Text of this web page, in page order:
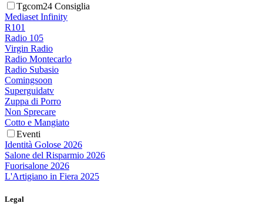
Tgcom24 Consiglia
Mediaset Infinity
R101
Radio 105
Virgin Radio
Radio Montecarlo
Radio Subasio
Comingsoon
Superguidatv
Zuppa di Porro
Non Sprecare
Cotto e Mangiato
Eventi
Identità Golose 2026
Salone del Risparmio 2026
Fuorisalone 2026
L'Artigiano in Fiera 2025
Legal